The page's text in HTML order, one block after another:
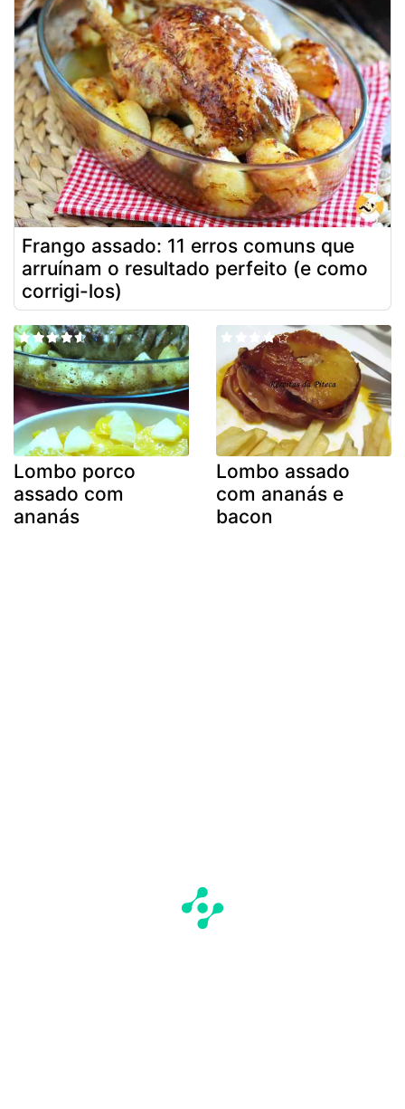
Frango assado: 11 erros comuns que
arruínam o resultado perfeito (e como
corrigi-los)
Lombo porco
assado com
ananás
Lombo assado
com ananás e
bacon